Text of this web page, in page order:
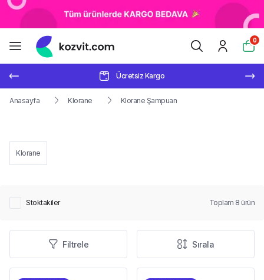
0
Ücretsiz Kargo
Anasayfa Klorane Klorane Şampuan
Klorane
Stoktakiler Toplam 8 ürün
Filtrele Sırala